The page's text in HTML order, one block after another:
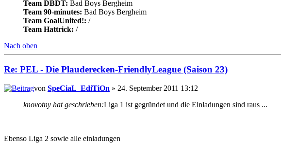
Team DBDT: Bad Boys Bergheim
Team 90-minutes: Bad Boys Bergheim
Team GoalUnited!: /
Team Hattrick: /
Nach oben
Re: PEL - Die Plauderecken-FriendlyLeague (Saison 23)
von SpeCiaL_EdiTiOn » 24. September 2011 13:12
knovotny hat geschrieben:Liga 1 ist gegründet und die Einladungen sind raus ...
Ebenso Liga 2 sowie alle einladungen